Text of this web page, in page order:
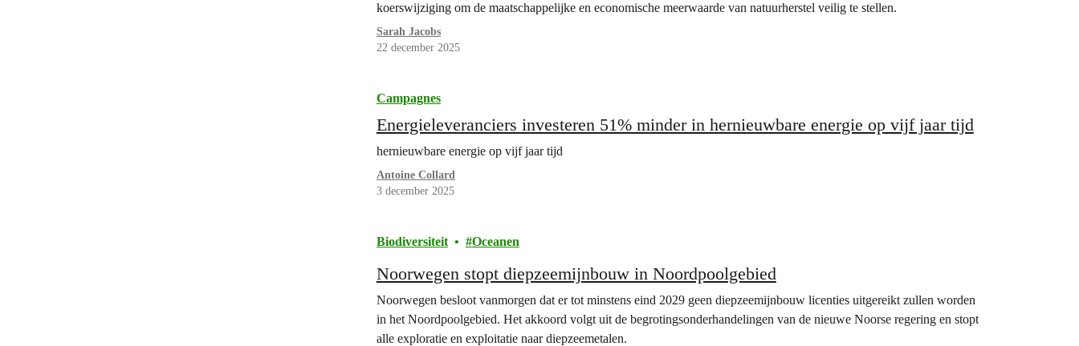
koerswijziging om de maatschappelijke en economische meerwaarde van natuurherstel veilig te stellen.
Sarah Jacobs
22 december 2025
Campagnes
Energieleveranciers investeren 51% minder in hernieuwbare energie op vijf jaar tijd
hernieuwbare energie op vijf jaar tijd
Antoine Collard
3 december 2025
Biodiversiteit Oceanen
Noorwegen stopt diepzeemijnbouw in Noordpoolgebied
Noorwegen besloot vanmorgen dat er tot minstens eind 2029 geen diepzeemijnbouw licenties uitgereikt zullen worden
in het Noordpoolgebied. Het akkoord volgt uit de begrotingsonderhandelingen van de nieuwe Noorse regering en stopt
alle exploratie en exploitatie naar diepzeemetalen.